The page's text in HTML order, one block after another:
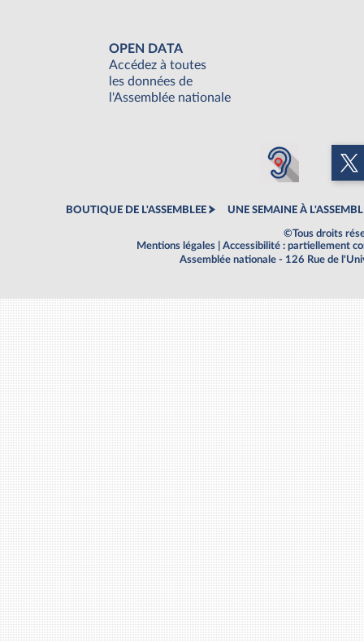
OPEN DATA
Accédez à toutes
les données de
l'Assemblée nationale
BOUTIQUE DE L'ASSEMBLEE UNE SEMAINE À
©Tous droits
Mentions légales
Accessibilité : partiellement
Assemblée nationale - 126 Rue de